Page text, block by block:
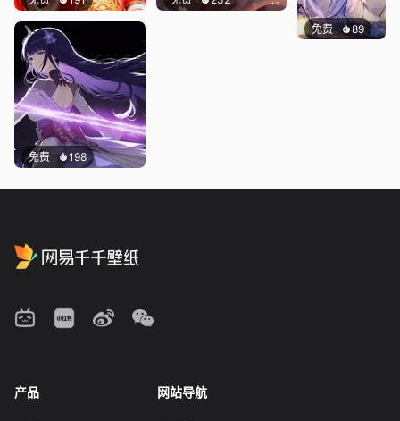
免费 198
免费 89Shrike
产品 网站导航